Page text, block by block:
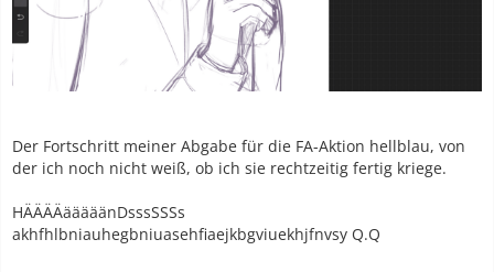
Der Fortschritt meiner Abgabe für die FA-Aktion hellblau, von
der ich noch nicht weiß, ob ich sie rechtzeitig fertig kriege.
HÄÄÄÄääääänDsssSSSs
akhfhlbniauhegbniuasehfiaejkbgviuekhjfnvsy Q.Q